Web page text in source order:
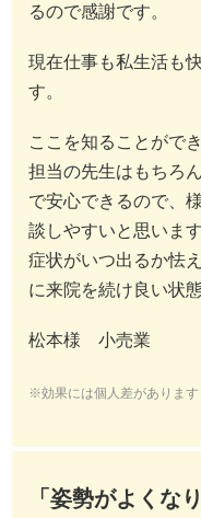
るので感謝です。
現在仕事も私生活も
す。
ここを知ることがで
担当の先生はもちろ
で安心できるので、
談しやすいと思います
症状がいつ出るか怯
に来院を続け良い状
松本様 小売業
※効果には個人差があります
「姿勢がよくな